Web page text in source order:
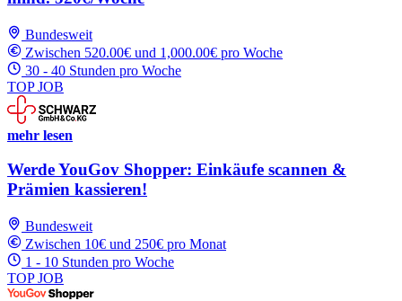
Bundesweit
Zwischen 520.00€ und 1,000.00€ pro Woche
30 - 40 Stunden pro Woche
TOP JOB
mehr lesen
Werde YouGov Shopper: Einkäufe scannen &
Prämien kassieren!
Bundesweit
Zwischen 10€ und 250€ pro Monat
1 - 10 Stunden pro Woche
TOP JOB